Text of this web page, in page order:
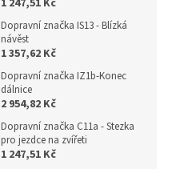
1 247,51 Kč
Dopravní značka IS13 - Blízká
návěst
1 357,62 Kč
Dopravní značka IZ1b-Konec
dálnice
2 954,82 Kč
Dopravní značka C11a - Stezka
pro jezdce na zvířeti
1 247,51 Kč